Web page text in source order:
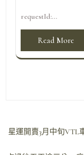
requestId:...
Read More
文
星運開賣3月中旬VTL